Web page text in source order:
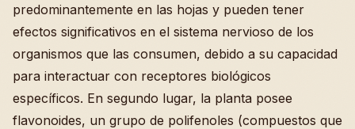
predominantemente en las hojas y pueden tener
efectos significativos en el sistema nervioso de los
organismos que las consumen, debido a su capacidad
para interactuar con receptores biológicos
específicos. En segundo lugar, la planta posee
flavonoides, un grupo de polifenoles (compuestos que